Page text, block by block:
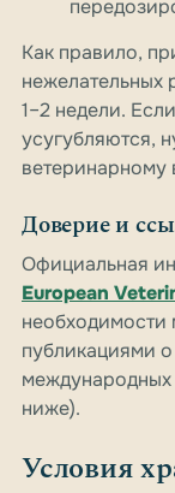
Как правило,
нежелательных
1–2 недели.
усугубляются,
ветеринарному
Доверие и
Официальная
European
необходимости
публикациями
международных
ниже).
Условия